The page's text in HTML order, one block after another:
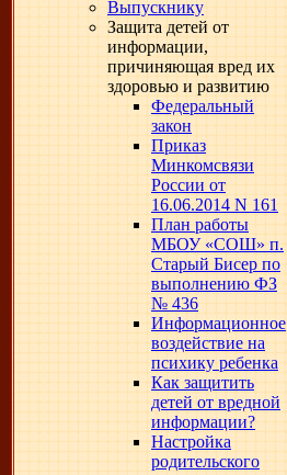
Выпускнику
Защита детей от
информации,
причиняющая вред их
здоровью и развитию
Федеральный
закон
Приказ
Минкомсвязи
России от
16.06.2014 N 161
План работы
МБОУ «СОШ» п.
Старый Бисер по
выполнению ФЗ
№ 436
Информационное
воздействие на
психику ребенка
Как защитить
детей от вредной
информации?
Настройка
родительского